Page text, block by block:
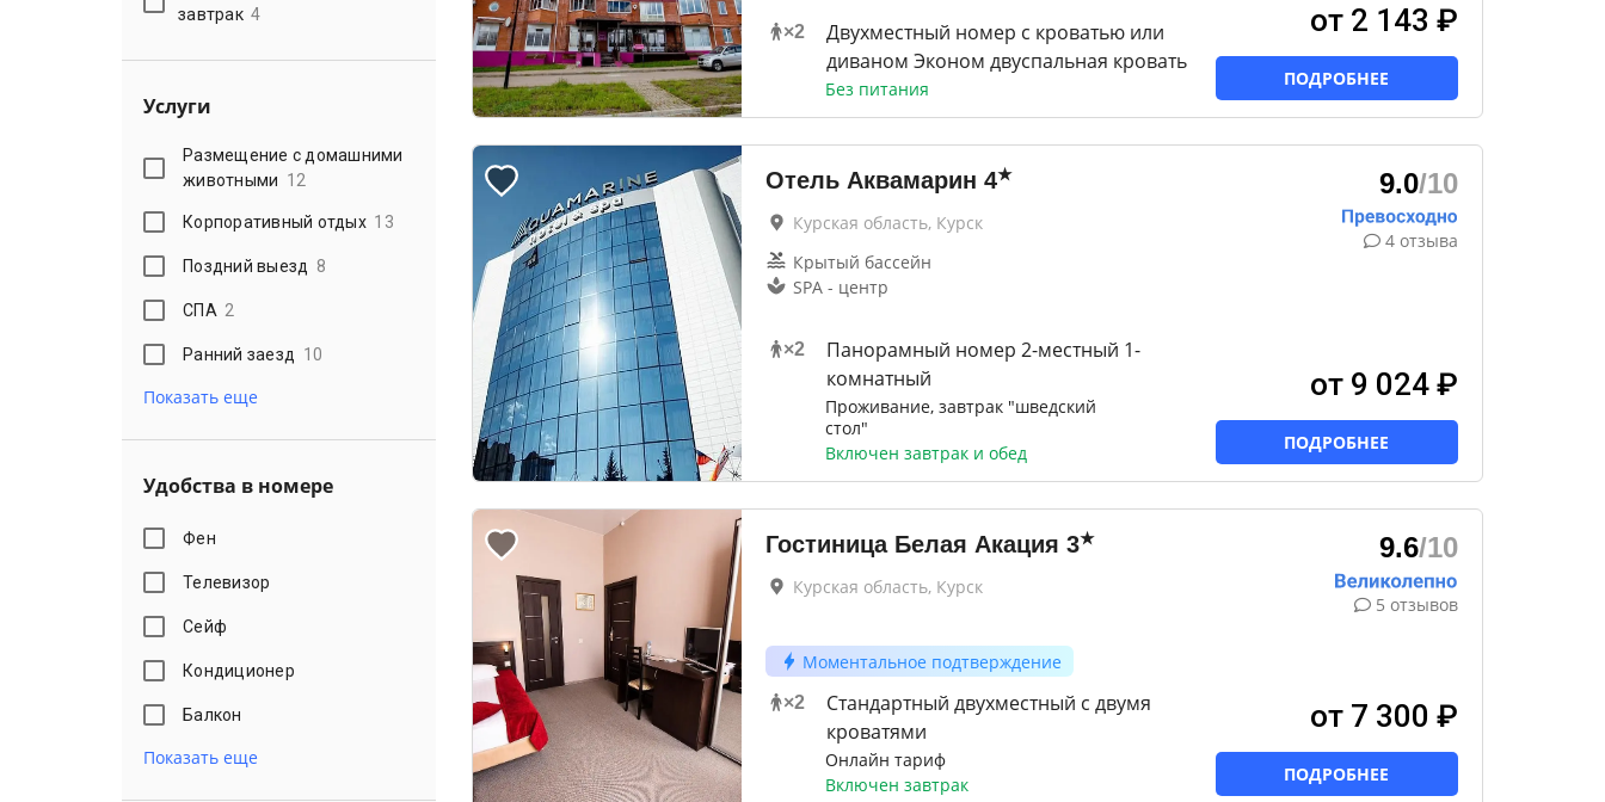
завтрак 4
Услуги
Размещение с домашними
животными 12
Корпоративный отдых 13
Поздний выезд 8
СПА 2
Ранний заезд 10
Показать еще
Удобства в номере
Фен
Телевизор
Сейф
Кондиционер
Балкон
Показать еще
×2
Двухместный номер с кроватью или
диваном Эконом двуспальная кровать
Без питания
от 2 143 ₽
ПОДРОБНЕЕ
Отель Аквамарин 4★
Курская область, Курск
Крытый бассейн
SPA - центр
×2
Панорамный номер 2-местный 1-
комнатный
Проживание, завтрак "шведский
стол"
Включен завтрак и обед
9.0/10
4 отзыва
от 9 024 ₽
ПОДРОБНЕЕ
Гостиница Белая Акация 3★
Курская область, Курск
Моментальное подтверждение
×2
Стандартный двухместный с двумя
кроватями
Онлайн тариф
Включен завтрак
9.6/10
5 отзывов
от 7 300 ₽
ПОДРОБНЕЕ